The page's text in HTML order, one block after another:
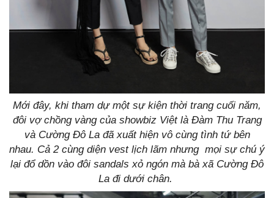
Mới đây, khi tham dự một sự kiện thời trang cuối năm,
đôi vợ chồng vàng của showbiz Việt là Đàm Thu Trang
và Cường Đô La đã xuất hiện vô cùng tình tứ bên
nhau. Cả 2 cùng diện vest lịch lãm nhưng mọi sự chú ý
lại đổ dồn vào đôi sandals xỏ ngón mà bà xã Cường Đô
La đi dưới chân.